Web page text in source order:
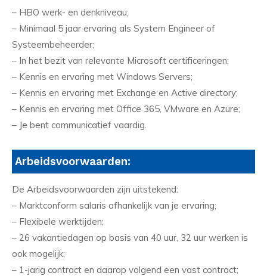
– HBO werk- en denkniveau;
– Minimaal 5 jaar ervaring als System Engineer of
Systeembeheerder;
– In het bezit van relevante Microsoft certificeringen;
– Kennis en ervaring met Windows Servers;
– Kennis en ervaring met Exchange en Active directory;
– Kennis en ervaring met Office 365, VMware en Azure;
– Je bent communicatief vaardig.
Arbeidsvoorwaarden:
De Arbeidsvoorwaarden zijn uitstekend:
– Marktconform salaris afhankelijk van je ervaring;
– Flexibele werktijden;
– 26 vakantiedagen op basis van 40 uur, 32 uur werken is
ook mogelijk;
– 1-jarig contract en daarop volgend een vast contract;